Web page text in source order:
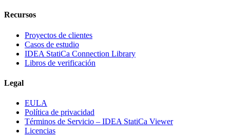
Recursos
Proyectos de clientes
Casos de estudio
IDEA StatiCa Connection Library
Libros de verificación
Legal
EULA
Política de privacidad
Términos de Servicio – IDEA StatiCa Viewer
Licencias